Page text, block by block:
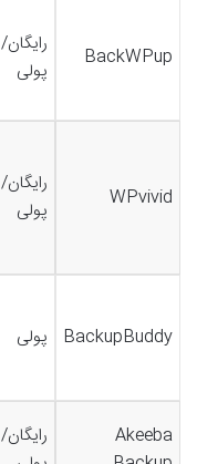
BackWPup
رایگان/
پولی
WPvivid
رایگان/
پولی
BackupBuddy پولی
Akeeba
رایگان/